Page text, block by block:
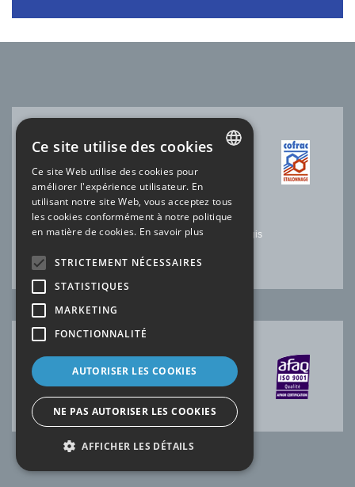
ACCRÉDITATION COFRAC
N°2.1525 * Température
N°2.1144* Electricité-Magnétisme
N°2.1227 * Temps Fréquence
Laboratoire SOFIMAE de notre site de Ris-Orangis
CERTIFICATION AFAQ
FRENCH
Ce site utilise des cookies
Ce site Web utilise des cookies pour
améliorer l'expérience utilisateur. En
utilisant notre site Web, vous acceptez tous
les cookies conformément à notre politique
en matière de cookies. En savoir plus
STRICTEMENT NÉCESSAIRES
STATISTIQUES
MARKETING
FONCTIONNALITÉ
AUTORISER LES COOKIES
NE PAS AUTORISER LES COOKIES
AFFICHER LES DÉTAILS